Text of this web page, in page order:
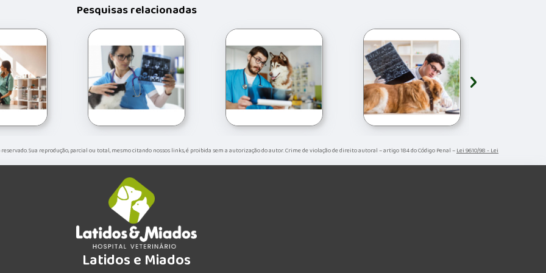
Pesquisas relacionadas
›
Sua reprodução, parcial ou total, mesmo citando nossos links, é proibida sem a autorização do autor. Crime de violação de direito autoral – artigo 184 do Código Penal –Lei 9610/98 - Lei
Latidos e Miados